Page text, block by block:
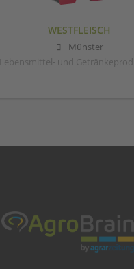
WESTFLEISCH
Münster
Lebensmittel- und